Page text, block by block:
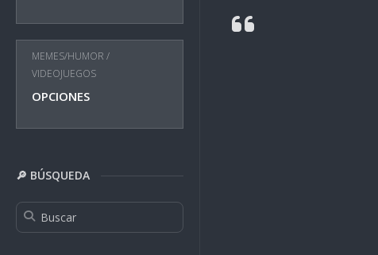
MEMES/HUMOR /
VIDEOJUEGOS
OPCIONES
🔎 BÚSQUEDA